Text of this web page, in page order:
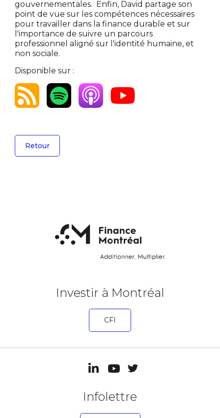
gouvernementales. Enfin, David partage son
point de vue sur les compétences nécessaires
pour travailler dans la finance durable et sur
l'importance de suivre un parcours
professionnel aligné sur l'identité humaine, et
non sociale.
Disponible sur :
Retour
Investir à Montréal
CFI
Infolettre